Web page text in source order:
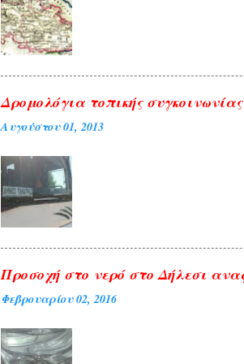
Δρομολόγια τοπικής συγκοινωνίας
Αυγούστου 01, 2013
Προσοχή στο νερό στο Δήλεσι
Φεβρουαρίου 02, 2016